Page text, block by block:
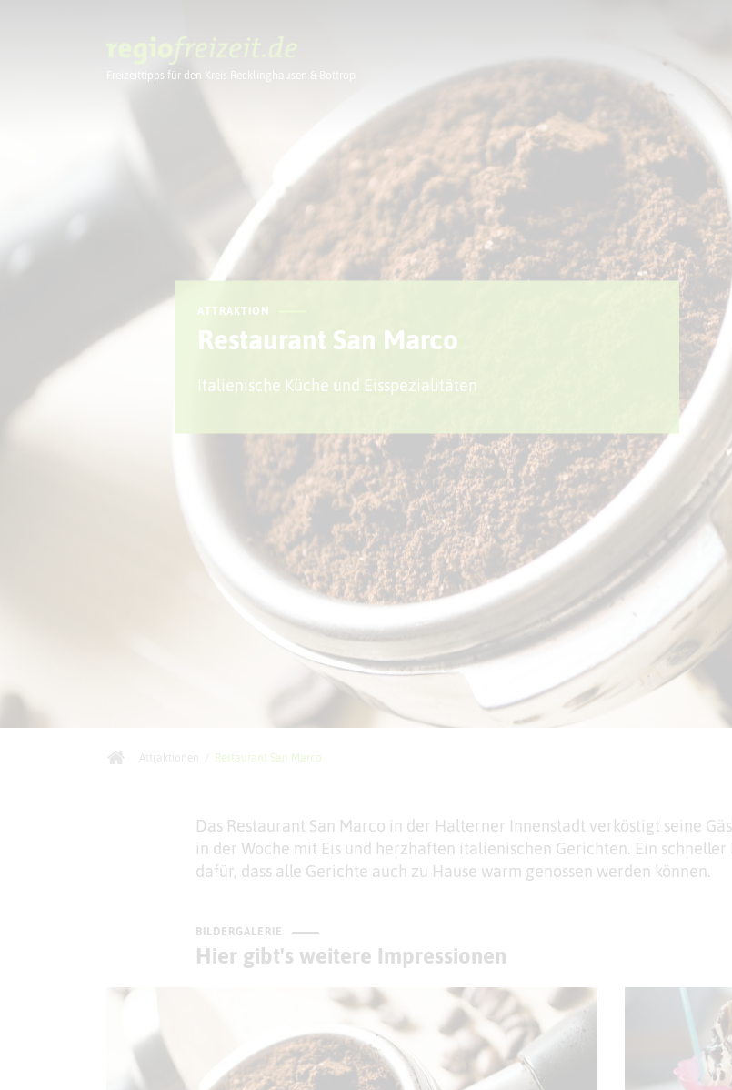
Freizeittipps für den Kreis Recklinghausen & Bottrop
Ausflugstipps Sport + Bewegung
ATTRAKTION
Restaurant San Marco
Italienische Küche und Eisspezialitäten
Restaurant San Marco
Das Restaurant San Marco in der Halterner Innenstadt verköstigt seine
in der Woche mit Eis und herzhaften italienischen Gerichten. Ein
dafür, dass alle Gerichte auch zu Hause warm genossen werden können.
BILDERGALERIE
Hier gibt's weitere Impressionen